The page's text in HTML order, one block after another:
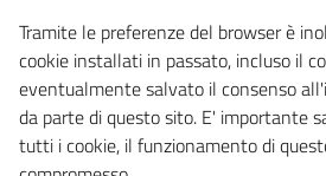
Tramite le preferenze del browser è
cookie installati in passato, incluso il
eventualmente salvato il consenso
da parte di questo sito. E' importante
tutti i cookie, il funzionamento di